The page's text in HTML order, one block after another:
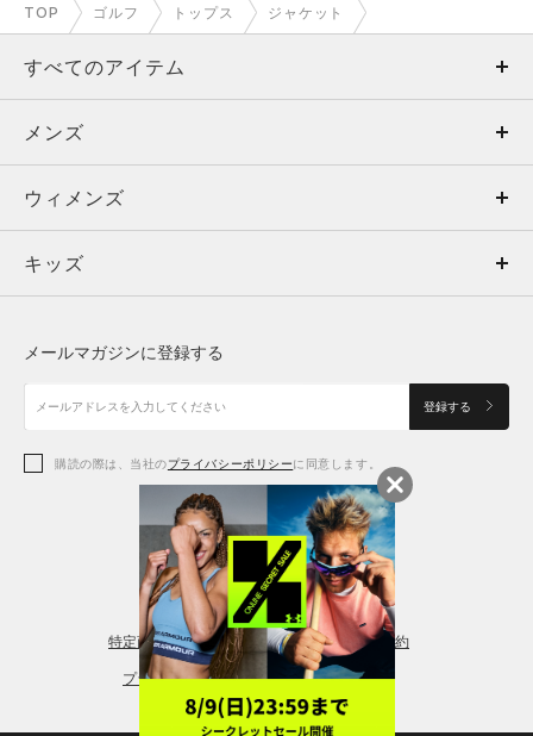
TOP ゴルフ トップス ジャケット
すべてのアイテム
メンズ
ウィメンズ
キッズ
アクセサリー
メンズ
トップス
ボトムス
アクセサリー
ウィメンズ
トップス
シューズ
アクセサリー
レギンス＆タイツ
キッズ
シューズ
メールマガジンに登録する
登録する
購読の際は、当社のプライバシーポリシーに同意します。
特定商取引法に基づく通販の表記 会員規約
プライバシーポリシー